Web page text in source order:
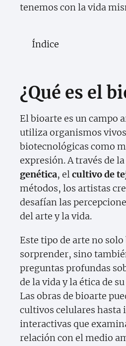
tenemos con la vida
Índice
¿Qué es el
El bioarte es un campo
utiliza organismos
biotecnológicas como
expresión. A través de la
genética, elcultivo de
métodos, los artistas
desafían las
del arte y la vida.
Este tipo de arte no solo
sorprender, sino
preguntas profundas
de la vida y la ética de
Las obras de bioarte
cultivos celulares hasta
interactivas que
relación con el medio